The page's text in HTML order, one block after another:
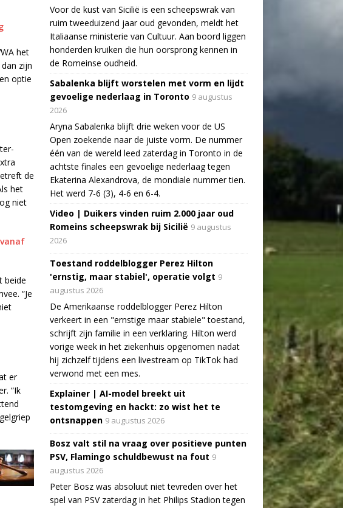
het
zijn
optie
de
het
niet
beide
“Je
er
“Ik
Voor de kust van Sicilië is een scheepswrak van
ruim tweeduizend jaar oud gevonden, meldt het
Italiaanse ministerie van Cultuur. Aan boord liggen
honderden kruiken die hun oorsprong kennen in
de Romeinse oudheid.
Sabalenka blijft worstelen met vorm en lijdt
gevoelige nederlaag in Toronto 9 augustus
2026
Aryna Sabalenka blijft drie weken voor de US
Open zoekende naar de juiste vorm. De nummer
één van de wereld leed zaterdag in Toronto in de
achtste finales een gevoelige nederlaag tegen
Ekaterina Alexandrova, de mondiale nummer tien.
Het werd 7-6 (3), 4-6 en 6-4.
Video | Duikers vinden ruim 2.000 jaar oud
Romeins scheepswrak bij Sicilië 9 augustus
2026
Toestand roddelblogger Perez Hilton
'ernstig, maar stabiel', operatie volgt 9
augustus 2026
De Amerikaanse roddelblogger Perez Hilton
verkeert in een "ernstige maar stabiele" toestand,
schrijft zijn familie in een verklaring. Hilton werd
vorige week in het ziekenhuis opgenomen nadat
hij zichzelf tijdens een livestream op TikTok had
verwond met een mes.
Explainer | AI-model breekt uit
testomgeving en hackt: zo wist het te
ontsnappen 9 augustus 2026
Bosz valt stil na vraag over positieve punten
PSV, Flamingo schuldbewust na fout 9
augustus 2026
Peter Bosz was absoluut niet tevreden over het
spel van PSV zaterdag in het Philips Stadion tegen